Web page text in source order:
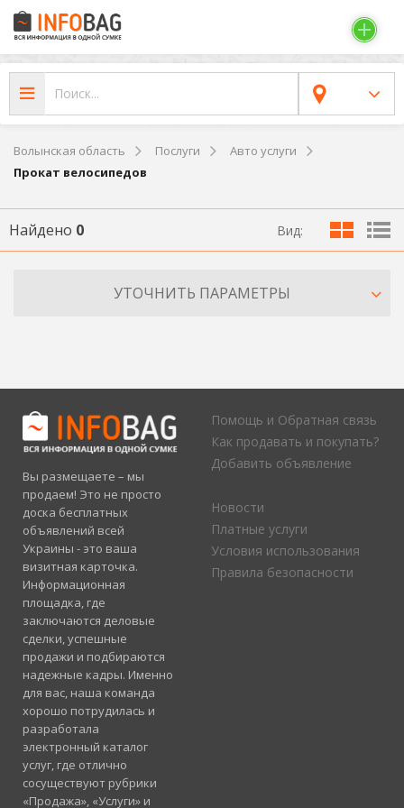
Волынская область Послуги
Авто услуги
Прокат велосипедов
Найдено 0 Вид:
УТОЧНИТЬ ПАРАМЕТРЫ
Вы размещаете – мы
продаем! Это не просто
доска бесплатных
объявлений всей
Украины - это ваша
визитная карточка.
Информационная
площадка, где
заключаются деловые
сделки, успешные
продажи и подбираются
надежные кадры. Именно
для вас, наша команда
хорошо потрудилась и
разработала
электронный каталог
услуг, где отлично
сосуществуют рубрики
«Продажа», «Услуги» и
Помощь и Обратная связь
Как продавать и покупать?
Добавить объявление
Новости
Платные услуги
Условия использования
Правила безопасности